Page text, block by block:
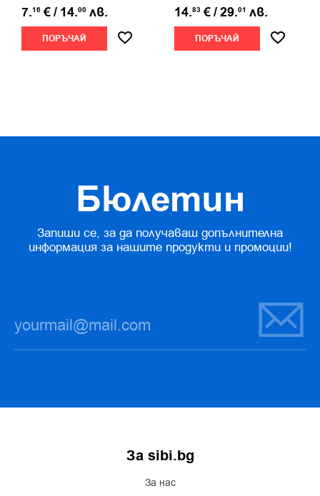
7.16 €/ 14.00 лв.
ПОРЪЧАЙ
14.83 €/29.01 лв.
ПОРЪЧАЙ
Бюлетин
Запиши се, за да получаваш допълнителна
информация за нашите продукти и промоции!
За sibi.bg
За нас